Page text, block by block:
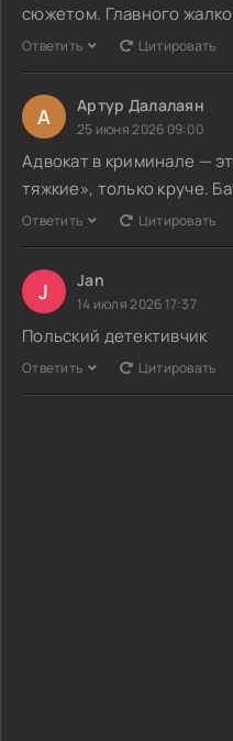
сюжетом. Главного
Ответить Цитировать
А Артур Далалаян
25 июня 2026 09:00
Адвокат в криминале —
тяжкие», только круче.
Ответить Цитировать
J Jan
14 июля 2026 17:37
Польский детективчик
Ответить Цитировать